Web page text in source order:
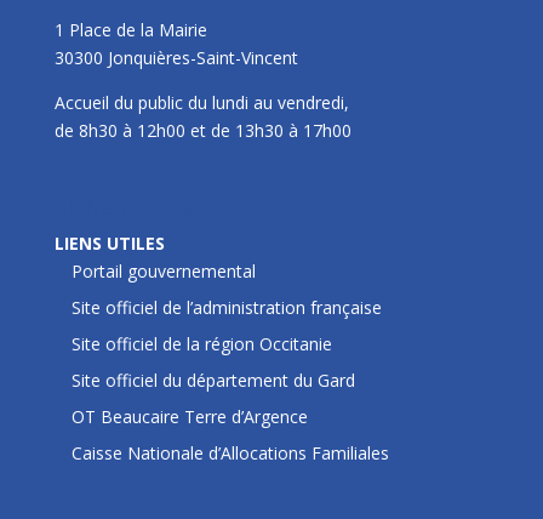
1 Place de la Mairie
30300 Jonquières-Saint-Vincent
Accueil du public du lundi au vendredi,
de 8h30 à 12h00 et de 13h30 à 17h00
LIENS UTILES
Portail gouvernemental
Site officiel de l’administration française
Site officiel de la région Occitanie
Site officiel du département du Gard
OT Beaucaire Terre d’Argence
Caisse Nationale d’Allocations Familiales